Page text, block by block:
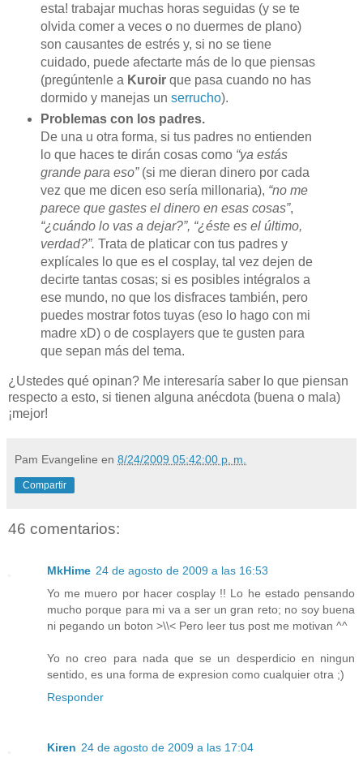
esta! trabajar muchas horas seguidas (y se te
olvida comer a veces o no duermes de plano)
son causantes de estrés y, si no se tiene
cuidado, puede afectarte más de lo que piensas
(pregúntenle a Kuroirque pasa cuando no has
dormido y manejas un serrucho).
Problemas con los padres.
De una u otra forma, si tus padres no entienden
lo que haces te dirán cosas como “ya estás
grande para eso”(si me dieran dinero por cada
vez que me dicen eso sería millonaria), “no me
parece que gastes el dinero en esas cosas”,
“¿cuándo lo vas a dejar?”, “¿éste es el último,
verdad?”. Trata de platicar con tus padres y
explícales lo que es el cosplay, tal vez dejen de
decirte tantas cosas; si es posibles intégralos a
ese mundo, no que los disfraces también, pero
puedes mostrar fotos tuyas (eso lo hago con mi
madre xD) o de cosplayers que te gusten para
que sepan más del tema.
¿Ustedes qué opinan? Me interesaría saber lo que piensan
respecto a esto, si tienen alguna anécdota (buena o mala)
¡mejor!
Pam Evangeline en 8/24/2009 05:42:00 p. m.
Compartir
46 comentarios:
MkHime 24 de agosto de 2009 a las 16:53
Yo me muero por hacer cosplay !! Lo he estado pensando
mucho porque para mi va a ser un gran reto; no soy buena
ni pegando un boton >\\< Pero leer tus post me motivan ^^
Yo no creo para nada que se un desperdicio en ningun
sentido, es una forma de expresion como cualquier otra ;)
Responder
Kiren 24 de agosto de 2009 a las 17:04